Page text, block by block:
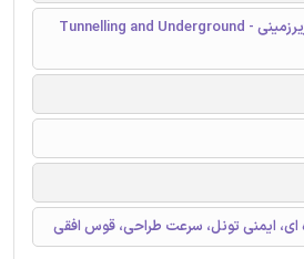
تونل زنی و فناوری فضای زیرزمینی - Tunnelling and Underground
ای، ایمنی تونل، سرعت طراحی، قوس افقی